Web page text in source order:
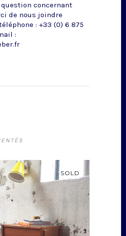
question concernant
de nous joindre
: +33 (0) 6 875
:
SOLD